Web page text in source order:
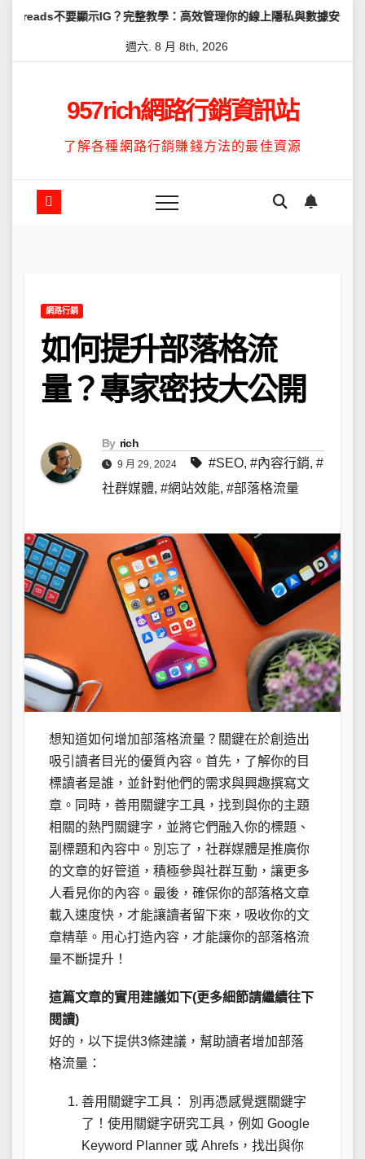
示IG？完整教學：高效管理你的線上隱私與數據安全 怎麼讓
週六. 8 月 8th, 2026
957rich網路行銷資訊站
了解各種網路行銷賺錢方法的最佳資源
網路行銷
如何提升部落格流
量？專家密技大公開
By rich
9 月 29, 2024 #SEO, #內容行銷, #
社群媒體, #網站效能, #部落格流量
想知道如何增加部落格流量？關鍵在於創造出
吸引讀者目光的優質內容。首先，了解你的目
標讀者是誰，並針對他們的需求與興趣撰寫文
章。同時，善用關鍵字工具，找到與你的主題
相關的熱門關鍵字，並將它們融入你的標題、
副標題和內容中。別忘了，社群媒體是推廣你
的文章的好管道，積極參與社群互動，讓更多
人看見你的內容。最後，確保你的部落格文章
載入速度快，才能讓讀者留下來，吸收你的文
章精華。用心打造內容，才能讓你的部落格流
量不斷提升！
這篇文章的實用建議如下(更多細節請繼續往下
閱讀)
好的，以下提供3條建議，幫助讀者增加部落
格流量：
善用關鍵字工具： 別再憑感覺選關鍵字
了！使用關鍵字研究工具，例如 Google
Keyword Planner 或 Ahrefs，找出與你